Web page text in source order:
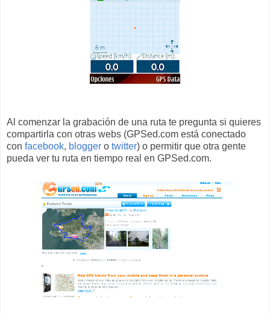
Al comenzar la grabación de una ruta te pregunta si quieres
compartirla con otras webs (GPSed.com está conectado
con facebook, blogger o twitter) o permitir que otra gente
pueda ver tu ruta en tiempo real en GPSed.com.